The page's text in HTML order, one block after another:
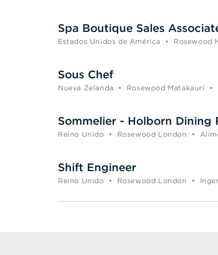
Spa Boutique Sales
Estados Unidos de América • Rosewood
Sous Chef
Nueva Zelanda • Rosewood Matakauri •
Sommelier - Holborn Dining
Reino Unido • Rosewood London •
Shift Engineer
Reino Unido • Rosewood London •